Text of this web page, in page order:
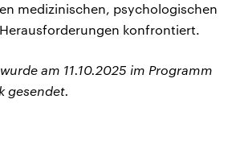
medizinischen, psychologischen
konfrontiert.
am 11.10.2025 im Programm
gesendet.